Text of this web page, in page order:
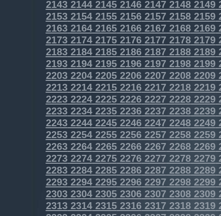
2143214421452146214721482149
2153215421552156215721582159
2163216421652166216721682169
2173217421752176217721782179
2183218421852186218721882189
2193219421952196219721982199
2203220422052206220722082209
2213221422152216221722182219
2223222422252226222722282229
22332234223522362237 22382239
22432244224522462247 22482249
22532254225522562257 22582259
22632264226522662267 22682269
22732274227522762277 22782279
22832284228522862287 22882289
22932294229522962297 22982299
23032304230523062307 23082309
23132314231523162317 23182319